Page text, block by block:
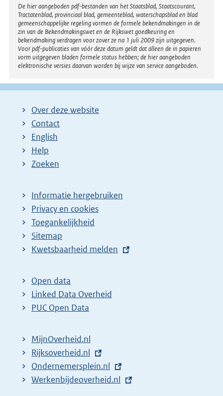
Disclaimer
De hier aangeboden pdf-bestanden van het Staatsblad, Staatscourant,
Tractatenblad, provinciaal blad, gemeenteblad, waterschapsblad en blad
gemeenschappelijke regeling vormen de formele bekendmakingen in de
zin van de Bekendmakingswet en de Rijkswet goedkeuring en
bekendmaking verdragen voor zover ze na 1 juli 2009 zijn uitgegeven.
Voor pdf-publicaties van vóór deze datum geldt dat alleen de in papieren
vorm uitgegeven bladen formele status hebben; de hier aangeboden
elektronische versies daarvan worden bij wijze van service aangeboden.
Over deze website
Contact
English
Help
Zoeken
Informatie hergebruiken
Privacy en cookies
Toegankelijkheid
Sitemap
E
t
e
r
l
i
n
k
Kwetsbaarheid melden
Open data
Linked Data Overheid
PUC Open Data
MijnOverheid.nl
E
x
t
Rijksoverheid.nl
E
x
Ondernemersplein.nl
E
Werkenbijdeoverheid.nl